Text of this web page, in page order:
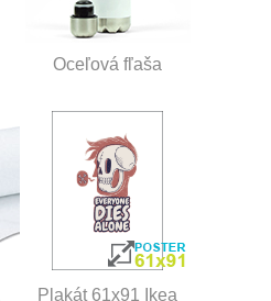
Oceľová fľaša
Plakát 61x91 Ikea